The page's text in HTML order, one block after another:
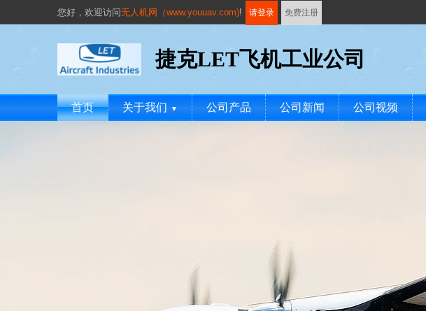
您好， 欢迎访问无人机网（www.youuav.com)! 请登录 免费注册
捷克LET飞机工业公司
首页 关于我们 ▼ 公司产品 公司新闻 公司视频